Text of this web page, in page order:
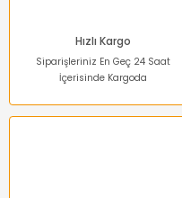
Hızlı Kargo
Siparişleriniz En Geç 24 Saat
İçerisinde Kargoda